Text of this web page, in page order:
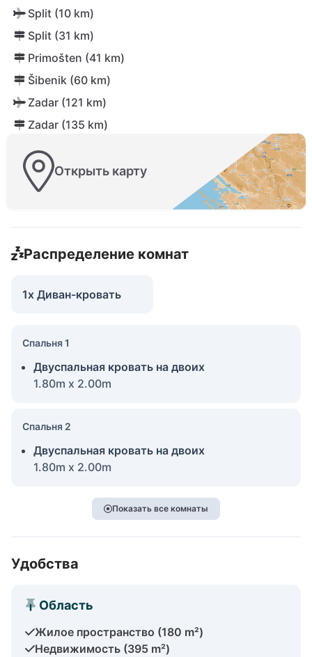
Split (10 km)
Split (31 km)
Primošten (41 km)
Šibenik (60 km)
Zadar (121 km)
Zadar (135 km)
Открыть карту
Распределение комнат
1x Диван-кровать
Спальня 1
Двуспальная кровать на двоих
1.80m x 2.00m
Спальня 2
Двуспальная кровать на двоих
1.80m x 2.00m
Показать все комнаты
Удобства
Область
Жилое пространство (180 m²)
Недвижимость (395 m²)